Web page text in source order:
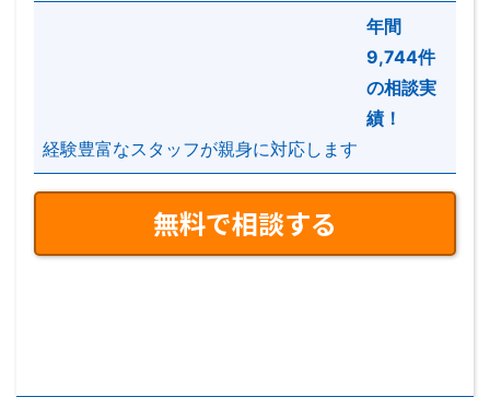
「本サービス」といいます）に係る当社のプライバシ
ーポリシーとして、以下の個人情報保護に対する基本
方針及び個人情報に関する公表事項を定め、公開いた
【個人情報保護に対する基本方針】
当社は、不動産仲介業をコアビジネスとして、本サー
ビスを提供しております。 全てのお客様に安心して
年間
9,744件
の相談実
績！
経験豊富なスタッフが親身に対応します